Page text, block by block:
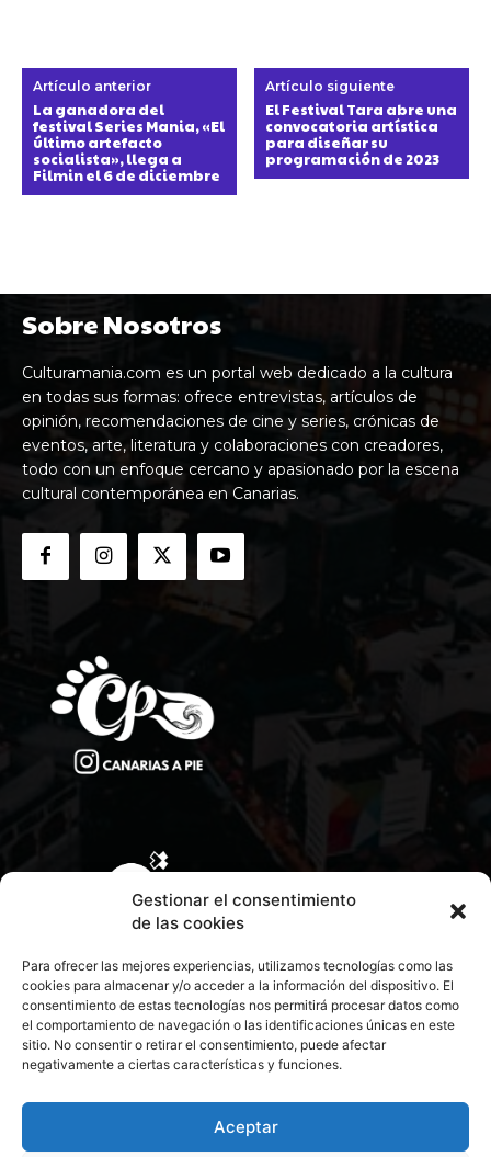
Gestionar el consentimiento
de las cookies
Para ofrecer las mejores experiencias, utilizamos tecnologías como las
cookies para almacenar y/o acceder a la información del dispositivo. El
consentimiento de estas tecnologías nos permitirá procesar datos como
el comportamiento de navegación o las identificaciones únicas en este
sitio. No consentir o retirar el consentimiento, puede afectar
negativamente a ciertas características y funciones.
Aceptar
Artículo anterior
La ganadora del
festival Series Mania, «El
último artefacto
socialista», llega a
Filmin el 6 de diciembre
Artículo siguiente
El Festival Tara abre una
convocatoria artística
para diseñar su
programación de 2023
Sobre Nosotros
Culturamania.com es un portal web dedicado a la cultura
en todas sus formas: ofrece entrevistas, artículos de
opinión, recomendaciones de cine y series, crónicas de
eventos, arte, literatura y colaboraciones con creadores,
todo con un enfoque cercano y apasionado por la escena
cultural contemporánea en Canarias.
CONTACTA CON NOSOTROS